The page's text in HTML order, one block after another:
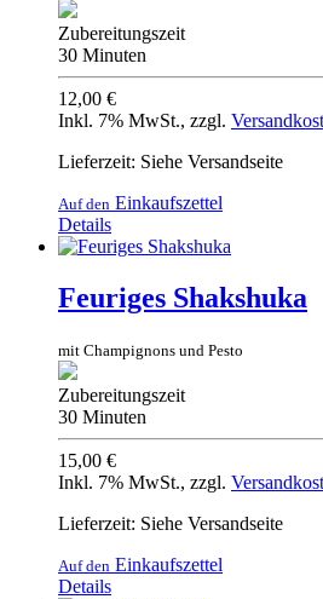
Zubereitungszeit
30 Minuten
12,00 €
Inkl. 7% MwSt., zzgl.
Lieferzeit: Siehe Versandseite
Auf den Einkaufszettel
Details
Feuriges Shakshuka
mit Champignons und Pesto
Zubereitungszeit
30 Minuten
15,00 €
Inkl. 7% MwSt., zzgl.
Lieferzeit: Siehe Versandseite
Auf den Einkaufszettel
Details